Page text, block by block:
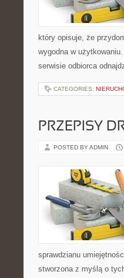
który opisuje, że
wygodna w
serwisie odbiorca
CATEGORIES:
PRZEPISY
POSTED BY ADMIN
sprawdzianu
stworzona z myślą o